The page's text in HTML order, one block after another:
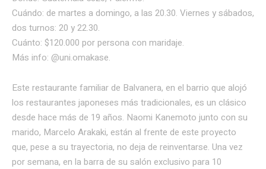
Cuándo: de martes a domingo, a las 20.30. Viernes y sábados,
dos turnos: 20 y 22.30.
Cuánto: $120.000 por persona con maridaje.
Más info: @uni.omakase.
Este restaurante familiar de Balvanera, en el barrio que alojó
los restaurantes japoneses más tradicionales, es un clásico
desde hace más de 19 años. Naomi Kanemoto junto con su
marido, Marcelo Arakaki, están al frente de este proyecto
que, pese a su trayectoria, no deja de reinventarse. Una vez
por semana, en la barra de su salón exclusivo para 10